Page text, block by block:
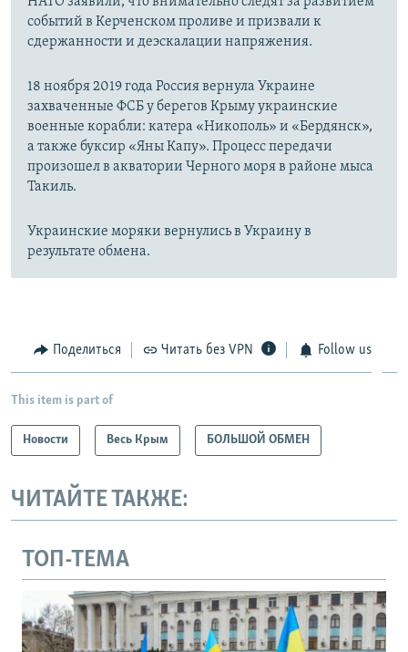
событий в Керченском проливе и призвали к
сдержанности и деэскалации напряжения.
18 ноября 2019 года Россия вернула Украине
захваченные ФСБ у берегов Крыму украинские
военные корабли: катера «Никополь» и «Бердянск»,
а также буксир «Яны Капу». Процесс передачи
произошел в акватории Черного моря в районе мыса
Такиль.
Украинские моряки вернулись в Украину в
результате обмена.
Поделиться Читать без VPN Follow us
This item is part of
Новости Весь Крым БОЛЬШОЙ ОБМЕН
ЧИТАЙТЕ ТАКЖЕ:
ТОП-ТЕМА